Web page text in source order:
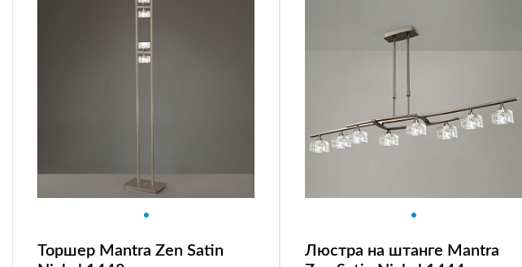
Торшер Mantra Zen Satin
Люстра на штанге Mantra